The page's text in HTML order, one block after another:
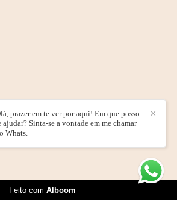
✕
prazer em te ver por aqui! Em que posso
ajudar? Sinta-se a vontade em me chamar
Whats.
Feito com Alboom